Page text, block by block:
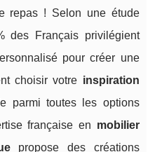
repas ! Selon une étude
des Français privilégient
pour créer une
choisir votre inspiration
parmi toutes les options
française en mobilier
propose des créations